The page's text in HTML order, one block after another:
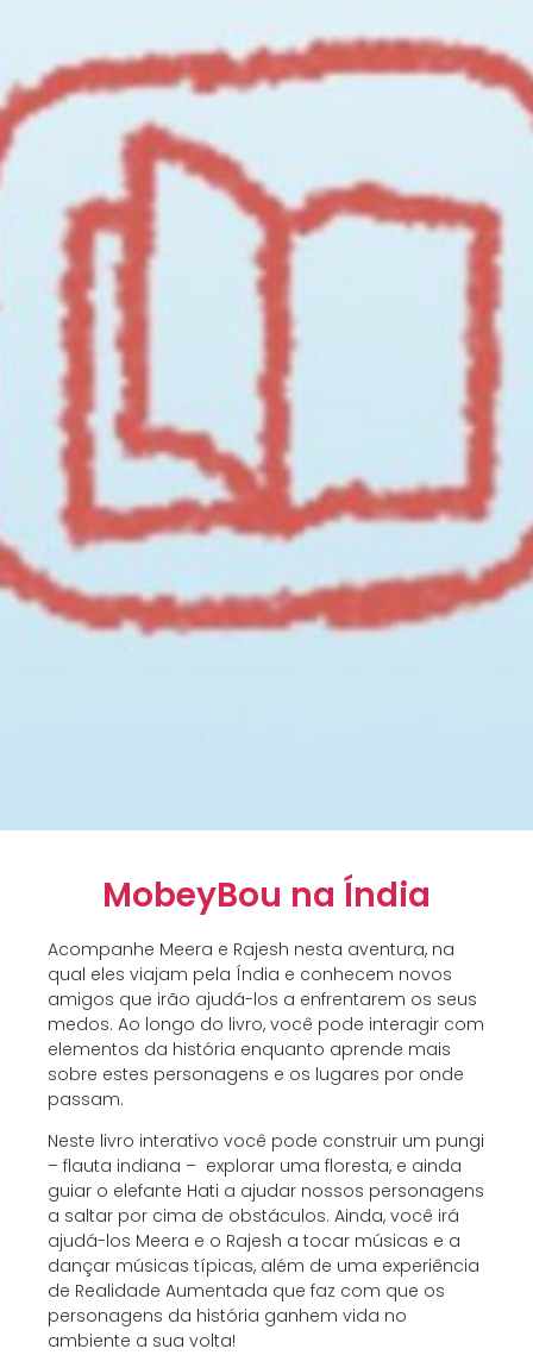
MobeyBou na Índia
Acompanhe Meera e Rajesh nesta aventura, na
qual eles viajam pela Índia e conhecem novos
amigos que irão ajudá-los a enfrentarem os seus
medos. Ao longo do livro, você pode interagir com
elementos da história enquanto aprende mais
sobre estes personagens e os lugares por onde
passam.
Neste livro interativo você pode construir um pungi
– flauta indiana – explorar uma floresta, e ainda
guiar o elefante Hati a ajudar nossos personagens
a saltar por cima de obstáculos. Ainda, você irá
ajudá-los Meera e o Rajesh a tocar músicas e a
dançar músicas típicas, além de uma experiência
de Realidade Aumentada que faz com que os
personagens da história ganhem vida no
ambiente a sua volta!